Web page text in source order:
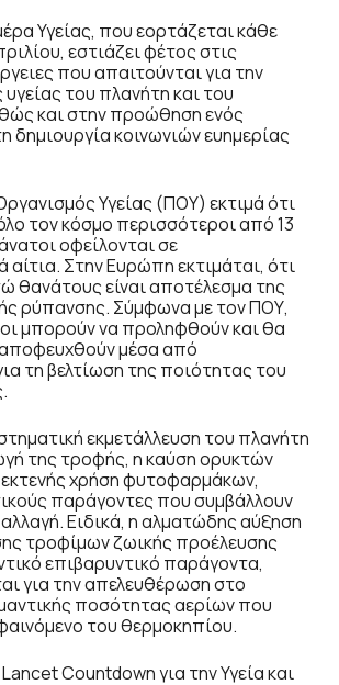
Υγείας, που εορτάζεται κάθε
εστιάζει φέτος στις
που απαιτούνται για την
του πλανήτη και του
και στην προώθηση ενός
δημιουργία κοινωνιών ευημερίας
Υγείας (ΠΟΥ) εκτιμά ότι
τον κόσμο περισσότεροι από 13
οφείλονται σε
αίτια. Στην Ευρώπη εκτιμάται, ότι
θανάτους είναι αποτέλεσμα της
ρύπανσης. Σύμφωνα με τον ΠΟΥ,
μπορούν να προληφθούν και θα
μέσα από
τη βελτίωση της ποιότητας του
εκμετάλλευση του πλανήτη
της τροφής, η καύση ορυκτών
εκτενής χρήση φυτοφαρμάκων,
παράγοντες που συμβάλλουν
αλλαγή. Ειδικά, η αλματώδης αύξηση
τροφίμων ζωικής προέλευσης
επιβαρυντικό παράγοντα,
για την απελευθέρωση στο
ποσότητας αερίων που
του θερμοκηπίου.
Countdown για την Υγεία και